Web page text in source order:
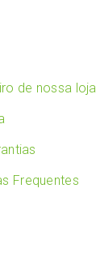
de nossa loja
Frequentes